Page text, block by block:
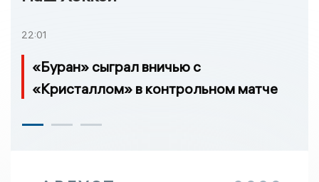
22:01
«Буран» сыграл вничью с
«Кристаллом» в контрольном матче